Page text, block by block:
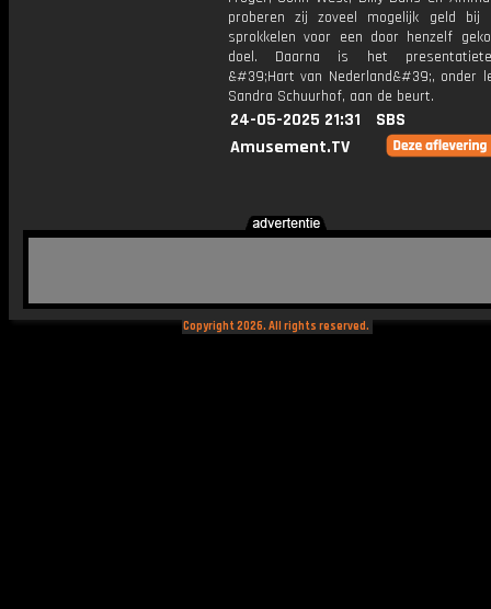
proberen zij zoveel mogelijk geld bij
sprokkelen voor een door henzelf
doel. Daarna is het
&#39;Hart van Nederland&#39;, onder
Sandra Schuurhof, aan de beurt.
24-05-2025 21:31
SBS
Amusement.TV
Copyright 2026. All rights reserved.